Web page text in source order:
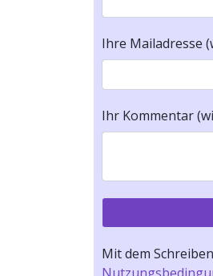
Ihre Mailadresse
Ihr Kommentar
Mit dem